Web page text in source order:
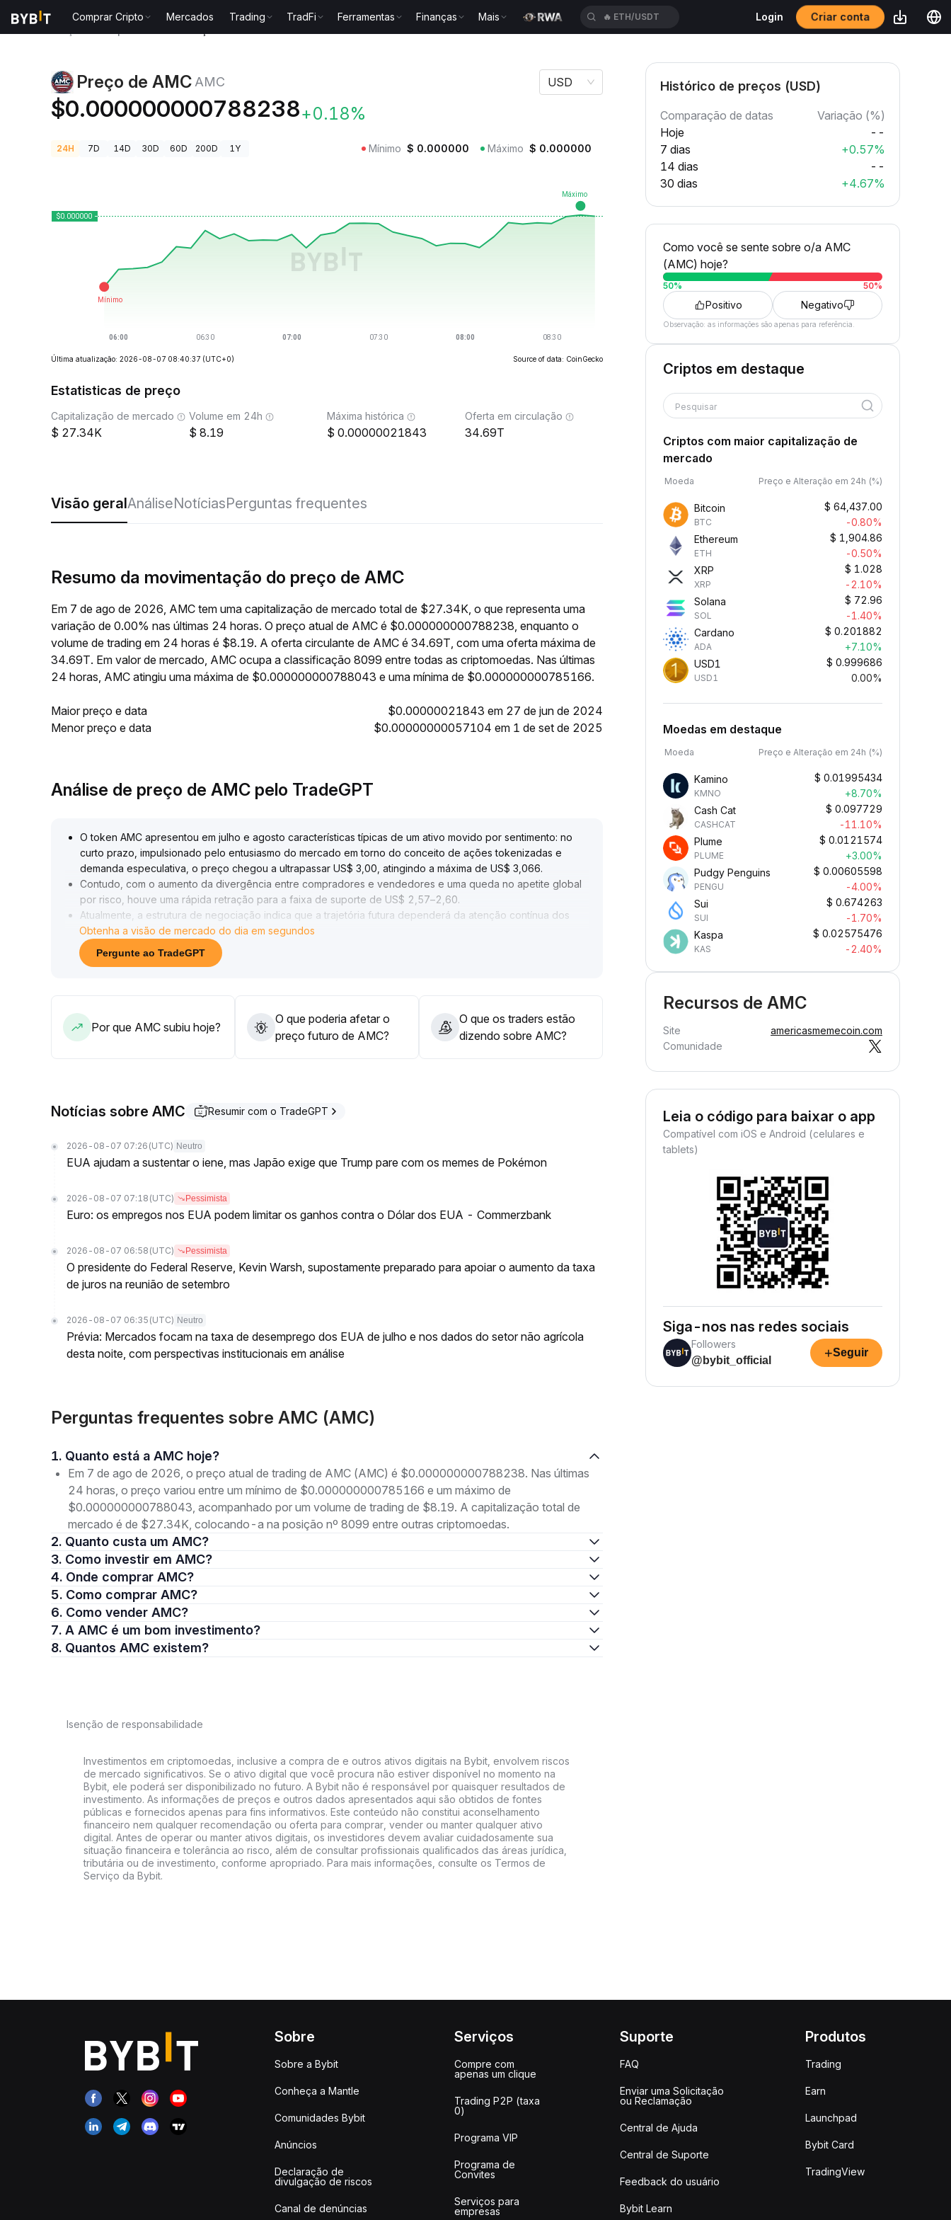
Comprar Cripto Mercados Trading TradFi Ferramentas Finanças Mais 🔥 ETH/USDT Login Criar conta
Preço de AMC AMC
$0.000000000788238+0.18%
USD
24H 7D 14D 30D 60D 200D 1Y Mínimo $ 0.000000 Máximo $ 0.000000
Última atualização: 2026-08-07 08:40:37 (UTC+0) Source of data: CoinGecko
Estatisticas de preço
Capitalização de mercado
27.34K
Volume em 24h
8.19
Máxima histórica
0.00000021843
Oferta em circulação
34.69T
Visão geralAnáliseNotíciasPerguntas frequentes
Resumo da movimentação do preço de AMC
Em 7 de ago de 2026, AMC tem uma capitalização de mercado total de $27.34K, o que representa uma
variação de 0.00% nas últimas 24 horas. O preço atual de AMC é $0.000000000788238, enquanto o
volume de trading em 24 horas é $8.19. A oferta circulante de AMC é 34.69T, com uma oferta máxima de
34.69T. Em valor de mercado, AMC ocupa a classificação 8099 entre todas as criptomoedas. Nas últimas
24 horas, AMC atingiu uma máxima de $0.000000000788043 e uma mínima de $0.000000000785166.
Maior preço e data
$0.00000021843 em 27 de jun de 2024
Menor preço e data
$0.00000000057104 em 1 de set de 2025
Análise de preço de AMC pelo TradeGPT
O token AMC apresentou em julho e agosto características típicas de um ativo movido por sentimento: no
curto prazo, impulsionado pelo entusiasmo do mercado em torno do conceito de ações tokenizadas e
demanda especulativa, o preço chegou a ultrapassar US$ 3,00, atingindo a máxima de US$ 3,066.
Contudo, com o aumento da divergência entre compradores e vendedores e uma queda no apetite global
por risco, houve uma rápida retração para a faixa de suporte de US$ 2,57–2,60.
Atualmente, a estrutura de negociação indica que a trajetória futura dependerá da atenção contínua dos
fluxos de capital para projetos inovadores.
Em termos operacionais, recomenda-se monitorar o suporte crucial em US$ 2,50 — caso este nível seja
rompido, há risco de enfraquecimento adicional do sentimento e possível reavaliação da faixa de baixa; se
Obtenha a visão de mercado do dia em segundos
Pergunte ao TradeGPT
Por que AMC subiu hoje?
O que poderia afetar o
preço futuro de AMC?
O que os traders estão
dizendo sobre AMC?
Notícias sobre AMC Resumir com o TradeGPT
2026-08-07 07:26 (UTC) Neutro
EUA ajudam a sustentar o iene, mas Japão exige que Trump pare com os memes de Pokémon
2026-08-07 07:18 (UTC) Pessimista
Euro: os empregos nos EUA podem limitar os ganhos contra o Dólar dos EUA - Commerzbank
2026-08-07 06:58 (UTC) Pessimista
O presidente do Federal Reserve, Kevin Warsh, supostamente preparado para apoiar o aumento da taxa
de juros na reunião de setembro
2026-08-07 06:35 (UTC) Neutro
Prévia: Mercados focam na taxa de desemprego dos EUA de julho e nos dados do setor não agrícola
desta noite, com perspectivas institucionais em análise
Perguntas frequentes sobre AMC (AMC)
1. Quanto está a AMC hoje?
Em 7 de ago de 2026, o preço atual de trading de AMC (AMC) é $0.000000000788238. Nas últimas
24 horas, o preço variou entre um mínimo de $0.000000000785166 e um máximo de
$0.000000000788043, acompanhado por um volume de trading de $8.19. A capitalização total de
mercado é de $27.34K, colocando-a na posição nº 8099 entre outras criptomoedas.
2. Quanto custa um AMC?
3. Como investir em AMC?
4. Onde comprar AMC?
5. Como comprar AMC?
6. Como vender AMC?
7. A AMC é um bom investimento?
8. Quantos AMC existem?
Isenção de responsabilidade
Investimentos em criptomoedas, inclusive a compra de e outros ativos digitais na Bybit, envolvem riscos
de mercado significativos. Se o ativo digital que você procura não estiver disponível no momento na
Bybit, ele poderá ser disponibilizado no futuro. A Bybit não é responsável por quaisquer resultados de
investimento. As informações de preços e outros dados apresentados aqui são obtidos de fontes
públicas e fornecidos apenas para fins informativos. Este conteúdo não constitui aconselhamento
financeiro nem qualquer recomendação ou oferta para comprar, vender ou manter qualquer ativo
digital. Antes de operar ou manter ativos digitais, os investidores devem avaliar cuidadosamente sua
situação financeira e tolerância ao risco, além de consultar profissionais qualificados das áreas jurídica,
tributária ou de investimento, conforme apropriado. Para mais informações, consulte os Termos de
Serviço da Bybit.
Histórico de preços (USD)
Comparação de datas
Variação (%)
Hoje
--
7 dias
+0.57%
14 dias
--
30 dias
+4.67%
Como você se sente sobre o/a AMC
(AMC) hoje?
50% 50%
Positivo Negativo
Observação: as informações são apenas para referência.
Criptos em destaque
Pesquisar
Criptos com maior capitalização de
mercado
Moeda Preço e Alteração em 24h (%)
Bitcoin
BTC
$ 64,437.00
-0.80%
Ethereum
ETH
$ 1,904.86
-0.50%
XRP
XRP
$ 1.028
-2.10%
Solana
SOL
$ 72.96
-1.40%
Cardano
ADA
$ 0.201882
+7.10%
USD1
USD1
$ 0.999686
0.00%
Moedas em destaque
Moeda Preço e Alteração em 24h (%)
Kamino
KMNO
$ 0.01995434
+8.70%
Cash Cat
CASHCAT
$ 0.097729
-11.10%
Plume
PLUME
$ 0.0121574
+3.00%
Pudgy Penguins
PENGU
$ 0.00605598
-4.00%
Sui
SUI
$ 0.674263
-1.70%
Kaspa
KAS
$ 0.02575476
-2.40%
Recursos de AMC
Site
americasmemecoin.com
Comunidade
Leia o código para baixar o app
Compatível com iOS e Android (celulares e
tablets)
Siga-nos nas redes sociais
Followers
@bybit_official
+Seguir
Sobre
Sobre a Bybit
Conheça a Mantle
Comunidades Bybit
Anúncios
Declaração de
divulgação de riscos
Canal de denúncias
Serviços
Compre com
apenas um clique
Trading P2P (taxa
0)
Programa VIP
Programa de
Convites
Serviços para
empresas
Suporte
FAQ
Enviar uma Solicitação
ou Reclamação
Central de Ajuda
Central de Suporte
Feedback do usuário
Bybit Learn
Produtos
Trading
Earn
Launchpad
Bybit Card
TradingView